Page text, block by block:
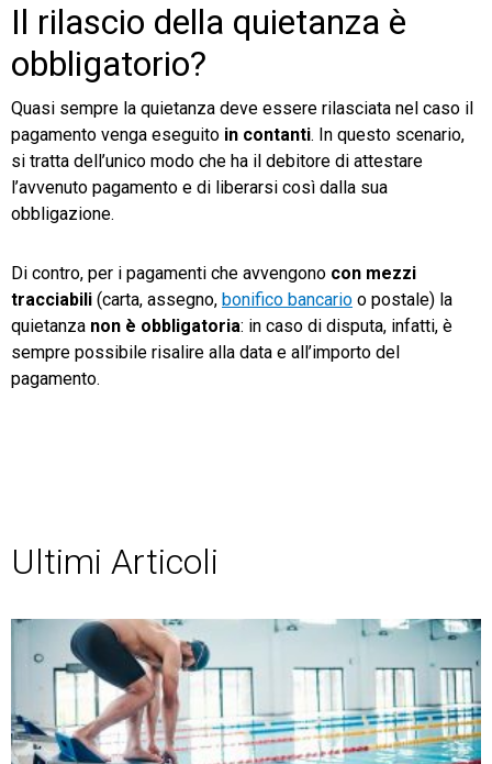
Il rilascio della quietanza è
obbligatorio?
Quasi sempre la quietanza deve essere rilasciata nel caso il
pagamento venga eseguito in contanti. In questo scenario,
si tratta dell’unico modo che ha il debitore di attestare
l’avvenuto pagamento e di liberarsi così dalla sua
obbligazione.
Di contro, per i pagamenti che avvengono con mezzi
tracciabili (carta, assegno, bonifico bancario o postale) la
quietanza non è obbligatoria: in caso di disputa, infatti, è
sempre possibile risalire alla data e all’importo del
pagamento.
Ultimi Articoli